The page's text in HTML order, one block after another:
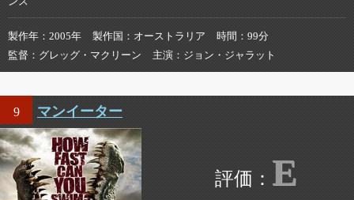
製作年 2005年 製作国 オーストラリア 時間
99分
監督
グレッグ・マクリーン 主演 ジョン・ジャラット
9 マンイーター
E